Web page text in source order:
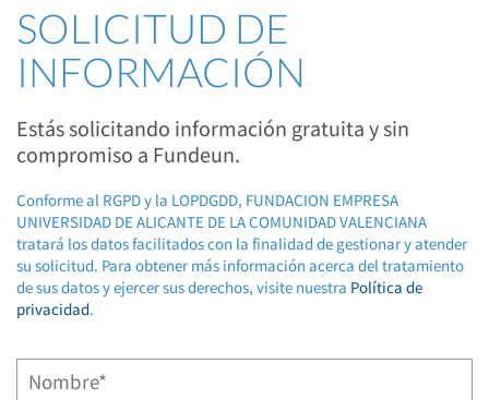
SOLICITUD DE
INFORMACIÓN
Estás solicitando información gratuita y sin
compromiso a Fundeun.
Conforme al RGPD y la LOPDGDD, FUNDACION EMPRESA
UNIVERSIDAD DE ALICANTE DE LA COMUNIDAD VALENCIANA
tratará los datos facilitados con la finalidad de gestionar y atender
su solicitud. Para obtener más información acerca del tratamiento
de sus datos y ejercer sus derechos, visite nuestra Política de
privacidad.